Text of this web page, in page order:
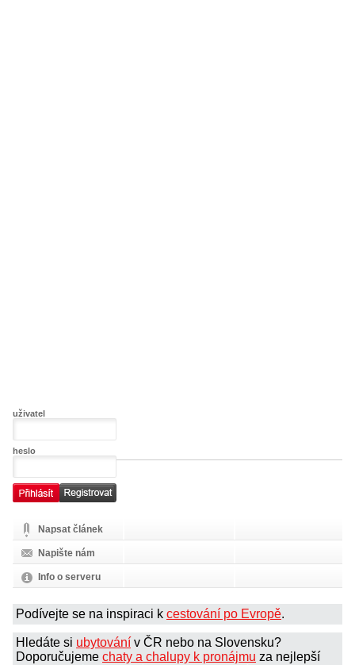
uživatel
heslo
Napsat článek
Napište nám
Info o serveru
Podívejte se na inspiraci k cestování po Evropě.
Hledáte si ubytování v ČR nebo na Slovensku?
Doporučujeme chaty a chalupy k pronájmu za nejlepší